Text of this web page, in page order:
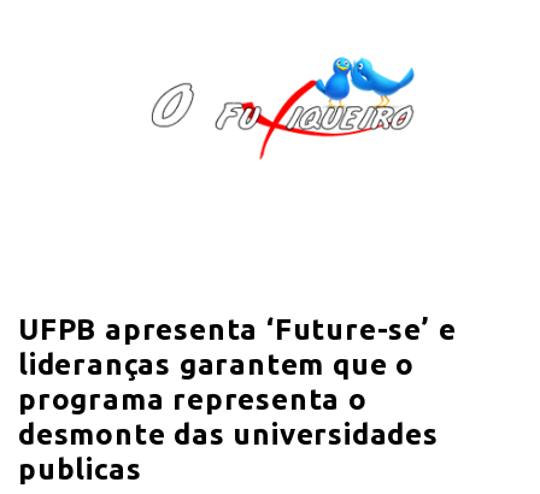
F
q
u
e
UFPB apresenta ‘Future-se’ e
lideranças garantem que o
programa representa o
desmonte das universidades
publicas